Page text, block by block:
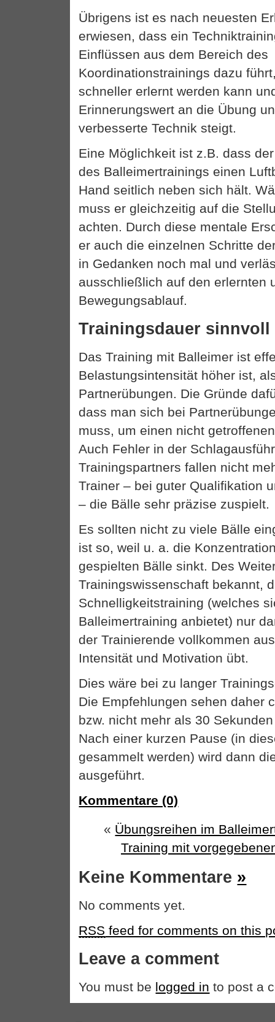
Übrigens ist es nach neuesten
erwiesen, dass ein
Einflüssen aus dem Bereich des
Koordinationstrainings dazu
schneller erlernt werden kann
Erinnerungswert an die Übung
verbesserte Technik steigt.
Eine Möglichkeit ist z.B. dass
des Balleimertrainings einen
Hand seitlich neben sich hält.
muss er gleichzeitig auf die
achten. Durch diese mentale
er auch die einzelnen Schritte
in Gedanken noch mal und
ausschließlich auf den erlernten
Bewegungsablauf.
Trainingsdauer sinnvoll
Das Training mit Balleimer ist
Belastungsintensität höher ist,
Partnerübungen. Die Gründe
dass man sich bei
muss, um einen nicht
Auch Fehler in der
Trainingspartners fallen nicht
Trainer – bei guter Qualifikation
– die Bälle sehr präzise zuspielt.
Es sollten nicht zu viele Bälle
ist so, weil u. a. die
gespielten Bälle sinkt. Des
Trainingswissenschaft bekannt,
Schnelligkeitstraining (welches
Balleimertraining anbietet) nur
der Trainierende vollkommen
Intensität und Motivation übt.
Dies wäre bei zu langer
Die Empfehlungen sehen daher
bzw. nicht mehr als 30
Nach einer kurzen Pause (in
gesammelt werden) wird dann
ausgeführt.
Kommentare (0)
« Übungsreihen im
Training mit
Keine Kommentare »
No comments yet.
RSS feed for comments on this
Leave a comment
You must be logged in to post a